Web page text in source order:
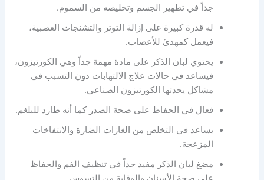
جداً في تطهير الجسم وتخليصه من السموم.
له قدرة كبيرة على إزالة التوتر والتشنجات العصبية،
فيعمل كمهدئ للأعصاب.
يحتوي لبان الذكر على مادة مهمة جداً وهي الكورتيزون،
فيساعد في حالات علاج الالتهابات دون التسبب في
مشاكل يحدثها الكورتيزون الصناعي.
فعال في الحفاظ على صحة الصدر كما أنه طارد للبلغم.
يساعد في التخلص من الغازات الضارة والانتفاخات
المزعجة.
مضغ لبان الذكر مفيد جداً في تنظيف الفم والحفاظ